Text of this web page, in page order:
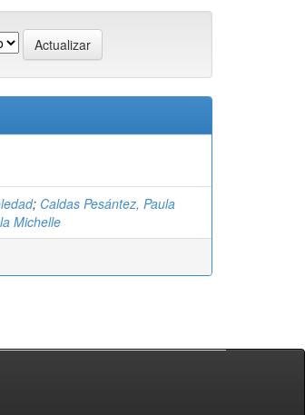
; Caldas Pesántez, Paula
Michelle